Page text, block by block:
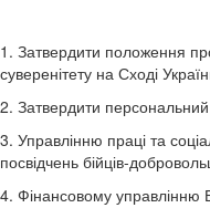
1. Затвердити положення про
суверенітету на Сході
2. Затвердити персональний
3. Управлінню праці та
посвідчень бійців-
4. Фінансовому управлінню